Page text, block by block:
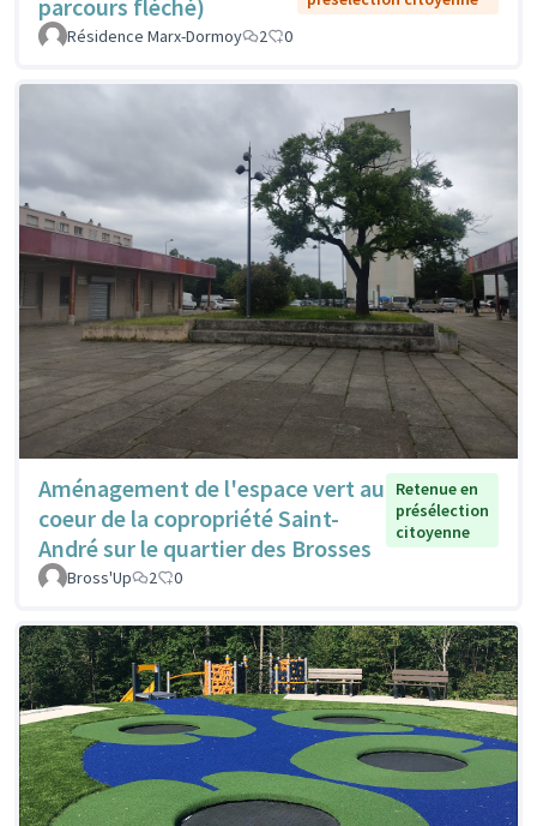
parcours fléché)
Résidence Marx-Dormoy
2 0
Aménagement de l'espace vert au
coeur de la copropriété Saint-
André sur le quartier des Brosses
Retenue en
présélection
citoyenne
Bross'Up 2 0